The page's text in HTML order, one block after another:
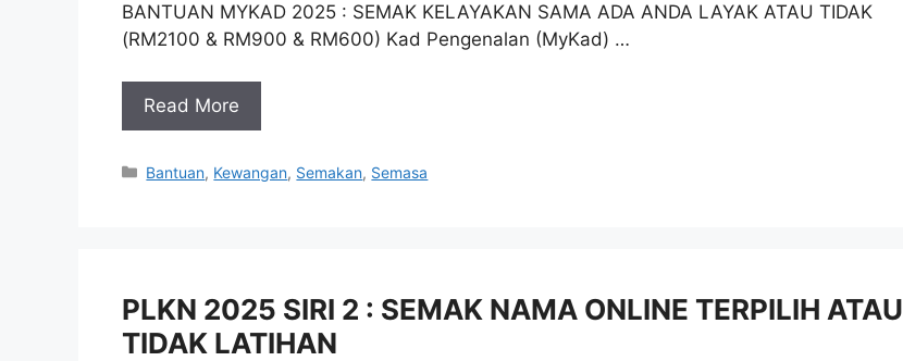
BANTUAN MYKAD 2025 : SEMAK KELAYAKAN SAMA ADA ANDA LAYAK ATAU TIDAK
(RM2100 & RM900 & RM600) Kad Pengenalan (MyKad) …
Read More
Categories
Bantuan, Kewangan, Semakan, Semasa
PLKN 2025 SIRI 2 : SEMAK NAMA ONLINE TERPILIH ATAU
TIDAK LATIHAN